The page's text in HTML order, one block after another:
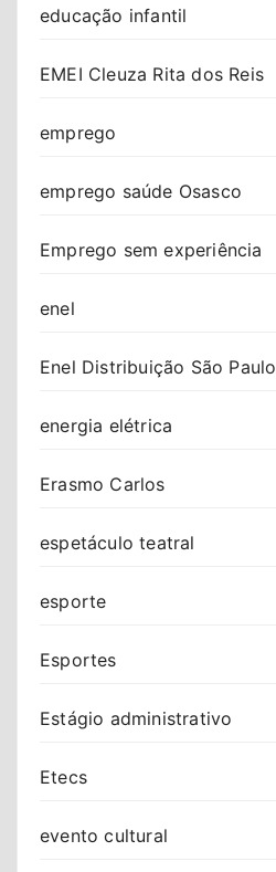
educação infantil
EMEI Cleuza Rita dos Reis
emprego
emprego saúde Osasco
Emprego sem experiência
enel
Enel Distribuição São Paulo
energia elétrica
Erasmo Carlos
espetáculo teatral
esporte
Esportes
Estágio administrativo
Etecs
evento cultural